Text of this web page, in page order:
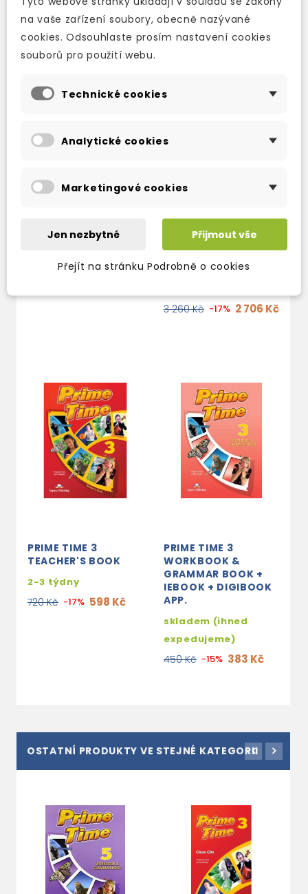
TAKÉ DOPORUČUJEME
PRIME TIME 3 CLASS
CDS
2-3 týdny
PRIME TIME 3
INTERACTIVE
WHITEBOARD
SOFTWARE
3 260 Kč -17% 2 706 Kč
PRIME TIME 3
TEACHER'S BOOK
2-3 týdny
720 Kč -17% 598 Kč
PRIME TIME 3
WORKBOOK &
GRAMMAR BOOK +
IEBOOK + DIGIBOOK
APP.
skladem (ihned
expedujeme)
450 Kč -15% 383 Kč
OSTATNÍ PRODUKTY VE STEJNÉ KATEGORII
na vaše zařízení soubory, obecně nazývané
cookies. Odsouhlaste prosím nastavení cookies
souborů pro použití webu.
Technické cookies
Analytické cookies
Marketingové cookies
Jen nezbytné Přijmout vše
Přejít na stránku Podrobně o cookies